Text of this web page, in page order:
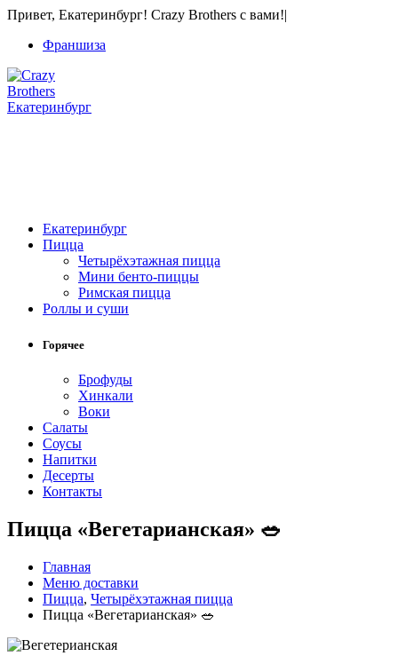
Привет, Екатеринбург! Crazy Brothers с вами!|
Франшиза
Екатеринбург
Екатеринбург
Пицца
Четырёхэтажная пицца
Мини бенто-пиццы
Римская пицца
Роллы и суши
Горячее
Брофуды
Хинкали
Воки
Салаты
Соусы
Напитки
Десерты
Контакты
Пицца «Вегетарианская» 🥗
Главная
Меню доставки
Пицца, Четырёхэтажная пицца
Пицца «Вегетарианская» 🥗